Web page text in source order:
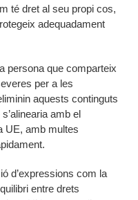
té dret al seu propi cos,
adequadament
persona que comparteix
per a les
aquests continguts
amb el
UE, amb multes
d’expressions com la
entre drets